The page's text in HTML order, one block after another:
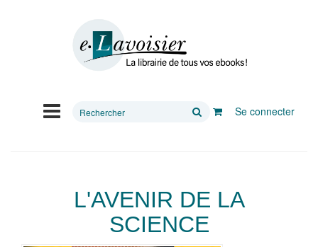
Rechercher
Se connecter
L'AVENIR DE LA
SCIENCE